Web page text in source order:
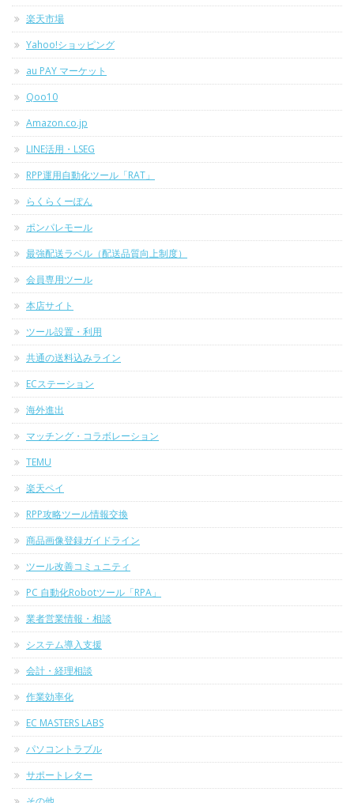
楽天市場
Yahoo!ショッピング
au PAY マーケット
Qoo10
Amazon.co.jp
LINE活用・LSEG
RPP運用自動化ツール「RAT」
らくらくーぽん
ポンパレモール
最強配送ラベル（配送品質向上制度）
会員専用ツール
本店サイト
ツール設置・利用
共通の送料込みライン
ECステーション
海外進出
マッチング・コラボレーション
TEMU
楽天ペイ
RPP攻略ツール情報交換
商品画像登録ガイドライン
ツール改善コミュニティ
PC 自動化Robotツール「RPA」
業者営業情報・相談
システム導入支援
会計・経理相談
作業効率化
EC MASTERS LABS
パソコントラブル
サポートレター